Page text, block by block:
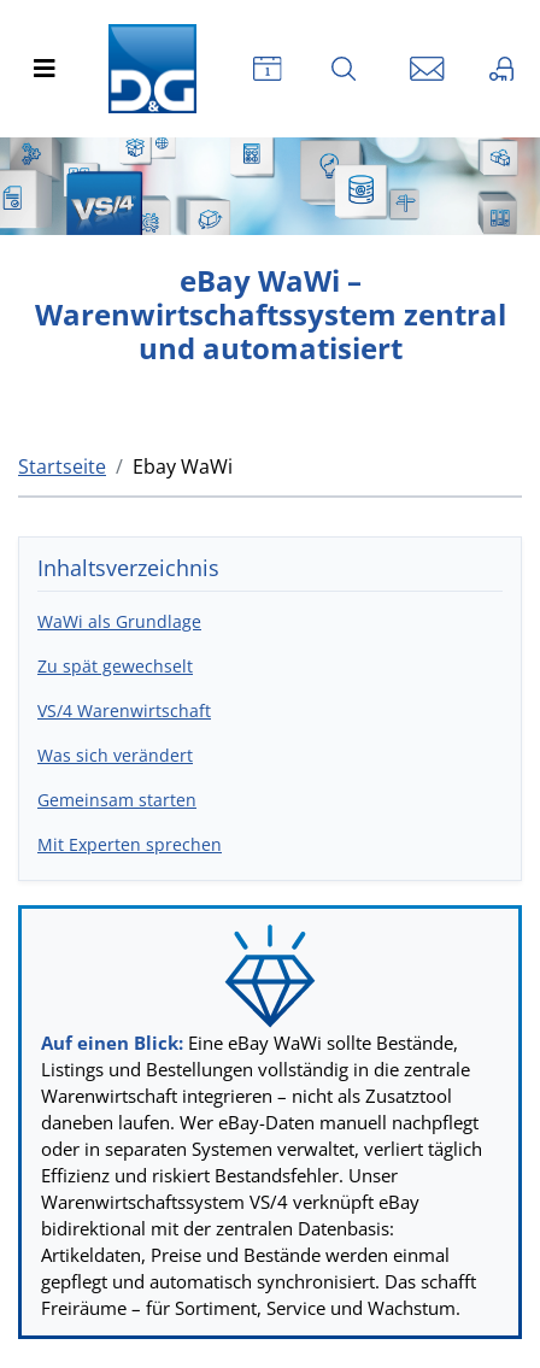
eBay WaWi –
Warenwirtschaftssystem zentral
und automatisiert
Startseite Ebay WaWi
Inhaltsverzeichnis
WaWi als Grundlage
Zu spät gewechselt
VS/4 Warenwirtschaft
Was sich verändert
Gemeinsam starten
Mit Experten sprechen
Auf einen Blick: Eine eBay WaWi sollte Bestände,
Listings und Bestellungen vollständig in die zentrale
Warenwirtschaft integrieren – nicht als Zusatztool
daneben laufen. Wer eBay-Daten manuell nachpflegt
oder in separaten Systemen verwaltet, verliert täglich
Effizienz und riskiert Bestandsfehler. Unser
Warenwirtschaftssystem VS/4 verknüpft eBay
bidirektional mit der zentralen Datenbasis:
Artikeldaten, Preise und Bestände werden einmal
gepflegt und automatisch synchronisiert. Das schafft
Freiräume – für Sortiment, Service und Wachstum.